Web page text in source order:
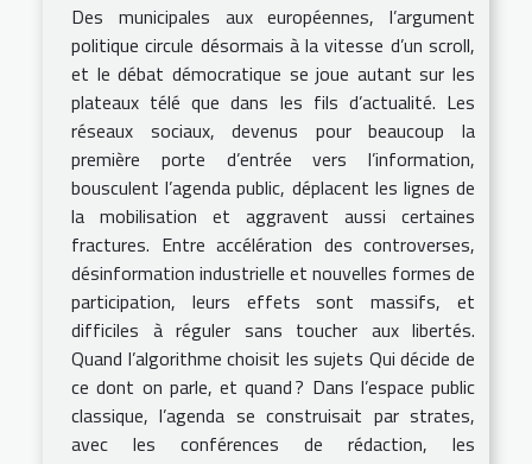
Des municipales aux européennes, l’argument
politique circule désormais à la vitesse d’un scroll,
et le débat démocratique se joue autant sur les
plateaux télé que dans les fils d’actualité. Les
réseaux sociaux, devenus pour beaucoup la
première porte d’entrée vers l’information,
bousculent l’agenda public, déplacent les lignes de
la mobilisation et aggravent aussi certaines
fractures. Entre accélération des controverses,
désinformation industrielle et nouvelles formes de
participation, leurs effets sont massifs, et
difficiles à réguler sans toucher aux libertés.
Quand l’algorithme choisit les sujets Qui décide de
ce dont on parle, et quand ? Dans l’espace public
classique, l’agenda se construisait par strates,
avec les conférences de rédaction, les